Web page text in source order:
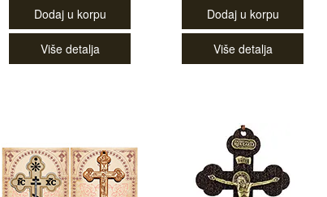
Dodaj u korpu
Više detalja
Dodaj u korpu
Više detalja